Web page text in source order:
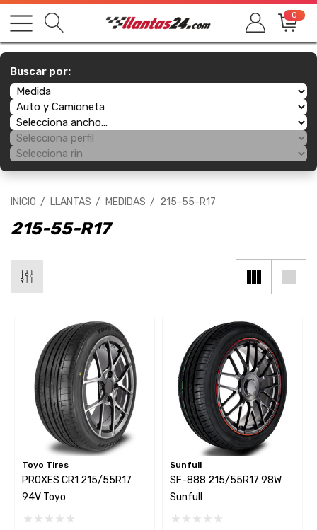
0
Buscar por:
INICIO LLANTAS MEDIDAS 215-55-R17
215-55-R17
Toyo Tires
PROXES CR1 215/55R17
94V Toyo
Sunfull
SF-888 215/55R17 98W
Sunfull